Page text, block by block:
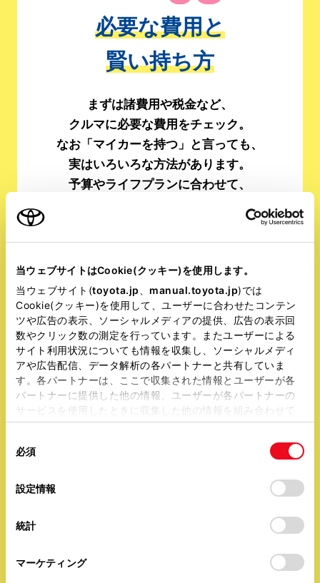
当ウェブサイトはCookie(クッキー)を使用します。
当ウェブサイト(toyota.jp manual.toyota.jp)では
Cookie(クッキー)を使用して、ユーザーに合わせたコンテン
ツや広告の表示、ソーシャルメディアの提供、広告の表示回
数やクリック数の測定を行っています。またユーザーによる
サイト利用状況についても情報を収集し、ソーシャルメディ
アや広告配信、データ解析の各パートナーと共有していま
す。各パートナーは、ここで収集された情報とユーザーが各
パートナーに提供した他の情報、ユーザーが各パートナーの
サービスを使用したときに収集した他の情報を組み合わせて
使用することがあります。当ウェブサイトの使用を続行する
デバイスにすべてのCookie(クッキー)が保存されることに同
意したことになります。Cookie(クッキー)のオプトアウト、
設定の変更、同意を撤回したりするにあたっては、当社の
「Cookie（クッキー）情報の取り扱いについて
」をご覧くだ
必須
設定情報
統計
マーケティング
必要な費用と
賢い持ち方
まずは諸費用や税金など、
クルマに必要な費用をチェック。
なお「マイカーを持つ」と言っても、
実はいろいろな方法があります。
予算やライフプランに合わせて、
クルマに
必要な費用
車両価格以外に
必要な費用を解説
いろいろ選べる!
クルマの持ち方
新車はもちろん、
中古車・サブスクも
選べる
自分に合った方法が
クルマの購入に掛かる